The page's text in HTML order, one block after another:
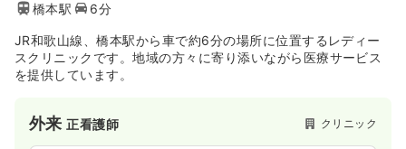
橋本駅
6分
JR和歌山線、橋本駅から車で約6分の場所に位置するレディー
スクリニックです。地域の方々に寄り添いながら医療サービス
を提供しています。
外来正看護師 クリニック